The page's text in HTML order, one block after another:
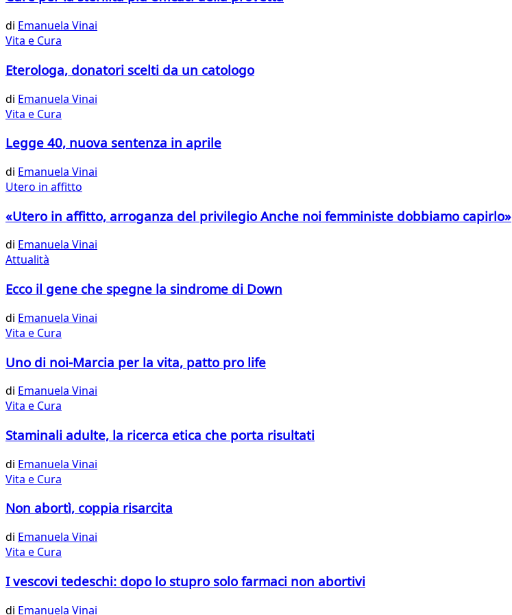
di Emanuela Vinai
Vita e Cura
Eterologa, donatori scelti da un catologo
di Emanuela Vinai
Vita e Cura
Legge 40, nuova sentenza in aprile
di Emanuela Vinai
Utero in affitto
«Utero in affitto, arroganza del privilegio Anche noi femministe dobbiamo capirlo»
di Emanuela Vinai
Attualità
Ecco il gene che spegne la sindrome di Down
di Emanuela Vinai
Vita e Cura
Uno di noi-Marcia per la vita, patto pro life
di Emanuela Vinai
Vita e Cura
Staminali adulte, la ricerca etica che porta risultati
di Emanuela Vinai
Vita e Cura
Non abortì, coppia risarcita
di Emanuela Vinai
Vita e Cura
I vescovi tedeschi: dopo lo stupro solo farmaci non abortivi
di Emanuela Vinai